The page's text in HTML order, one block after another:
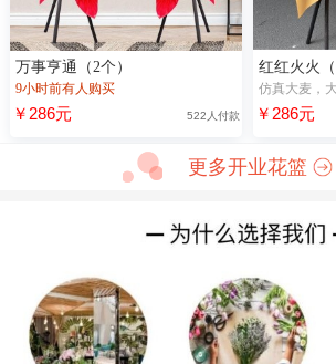
万事亨通（2个）
9小时前有人购买
￥286元 522人付款
红红火火（
仿真大麦，大
￥286元
更多开业花篮